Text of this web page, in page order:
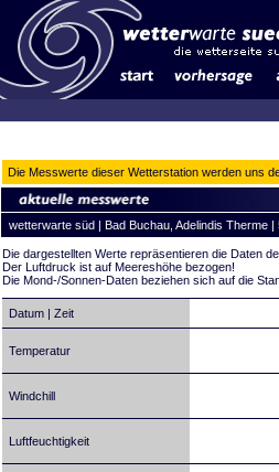
Die Messwerte dieser Wetterstation werden uns
wetterwarte süd | Bad Buchau, Adelindis Therme |
Die dargestellten Werte repräsentieren die Daten
Der Luftdruck ist auf Meereshöhe bezogen!
Die Mond-/Sonnen-Daten beziehen sich auf die
Datum | Zeit
Temperatur
Windchill
Luftfeuchtigkeit